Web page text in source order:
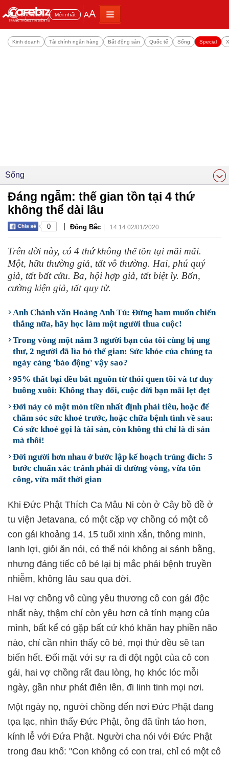
Đọc nhiều Mới nhất AA
Kinh doanh Tài chính ngân hàng Bất động sản Quốc tế Sống Special
Sống
Đáng ngẫm: thế gian tồn tại 4 thứ
không thể dài lâu
0 | Đông Bắc | 14:14 02/01/2020
Trên đời này, có 4 thứ không thể tồn tại mãi mãi.
Một, hữu thường giả, tất vô thường. Hai, phú quý
giả, tất bất cửu. Ba, hội hợp giả, tất biệt ly. Bốn,
cường kiện giả, tất quy tử.
Anh Chánh văn Hoàng Anh Tú: Đừng ham muốn chiến
thắng nữa, hãy học làm một người thua cuộc!
Trong vòng một năm 3 người bạn của tôi cùng bị ung
thư, 2 người đã lìa bỏ thế gian: Sức khỏe của chúng ta
ngày càng 'báo động' vậy sao?
95% thất bại đều bắt nguồn từ thói quen tồi và tư duy
buông xuôi: Không thay đổi, cuộc đời bạn mãi lẹt đẹt
Đời này có một món tiền nhất định phải tiêu, hoặc để
chăm sóc sức khoẻ trước, hoặc chữa bệnh tình về sau:
Có sức khoẻ gọi là tài sản, còn không thì chỉ là di sản
mà thôi!
Đời người hơn nhau ở bước lập kế hoạch trúng đích: 5
bước chuẩn xác tránh phải đi đường vòng, vừa tốn
công, vừa mất thời gian
Khi Đức Phật Thích Ca Mâu Ni còn ở Cây bồ đề ở
tu viện Jetavana, có một cặp vợ chồng có một cô
con gái khoảng 14, 15 tuổi xinh xắn, thông minh,
lanh lợi, giỏi ăn nói, có thể nói không ai sánh bằng,
nhưng đáng tiếc cô bé lại bị mắc phải bệnh truyền
nhiễm, không lâu sau qua đời.
Hai vợ chồng vô cùng yêu thương cô con gái độc
nhất này, thậm chí còn yêu hơn cả tính mạng của
mình, bất kể có gặp bất cứ khó khăn hay phiền não
nào, chỉ cần nhìn thấy cô bé, mọi thứ đều sẽ tan
biến hết. Đối mặt với sự ra đi đột ngột của cô con
gái, hai vợ chồng rất đau lòng, họ khóc lóc mỗi
ngày, gần như phát điên lên, đi linh tinh mọi nơi.
Một ngày nọ, người chồng đến nơi Đức Phật đang
tọa lạc, nhìn thấy Đức Phật, ông đã tỉnh táo hơn,
kính lễ với Đứa Phật. Người cha nói với Đức Phật
trong đau khổ: "Con không có con trai, chỉ có một cô